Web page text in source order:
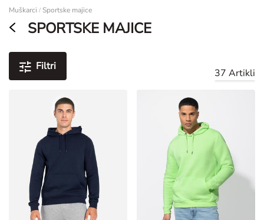
Muškarci / Sportske majice
SPORTSKE MAJICE
Filtri
37 Artikli